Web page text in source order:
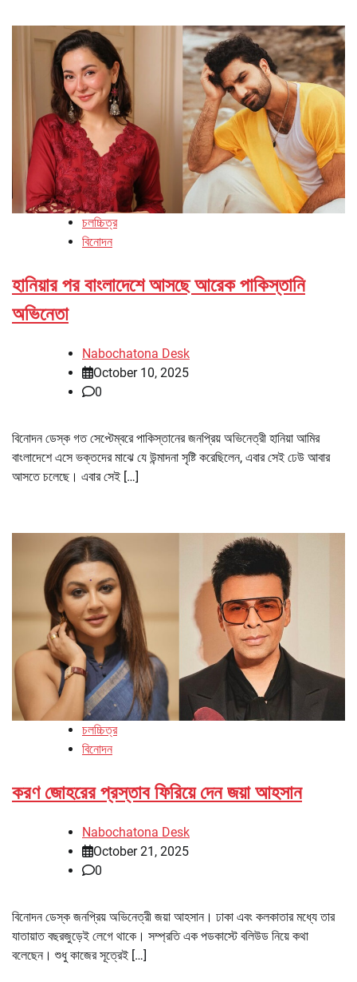
চলচ্চিত্র
বিনোদন
হানিয়ার পর বাংলাদেশে আসছে আরেক পাকিস্তানি
অভিনেতা
Nabochatona Desk
October 10, 2025
0
বিনোদন ডেস্ক গত সেপ্টেম্বরে পাকিস্তানের জনপ্রিয় অভিনেত্রী হানিয়া আমির
বাংলাদেশে এসে ভক্তদের মাঝে যে উন্মাদনা সৃষ্টি করেছিলেন, এবার সেই ঢেউ আবার
আসতে চলেছে। এবার সেই […]
চলচ্চিত্র
বিনোদন
করণ জোহরের প্রস্তাব ফিরিয়ে দেন জয়া আহসান
Nabochatona Desk
October 21, 2025
0
বিনোদন ডেস্ক জনপ্রিয় অভিনেত্রী জয়া আহসান। ঢাকা এবং কলকাতার মধ্যে তার
যাতায়াত বছরজুড়েই লেগে থাকে। সম্প্রতি এক পডকাস্টে বলিউড নিয়ে কথা
বলেছেন। শুধু কাজের সূত্রেই […]